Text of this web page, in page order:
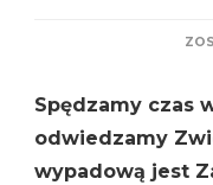
Spędzamy czas
odwiedzamy
wypadową jest